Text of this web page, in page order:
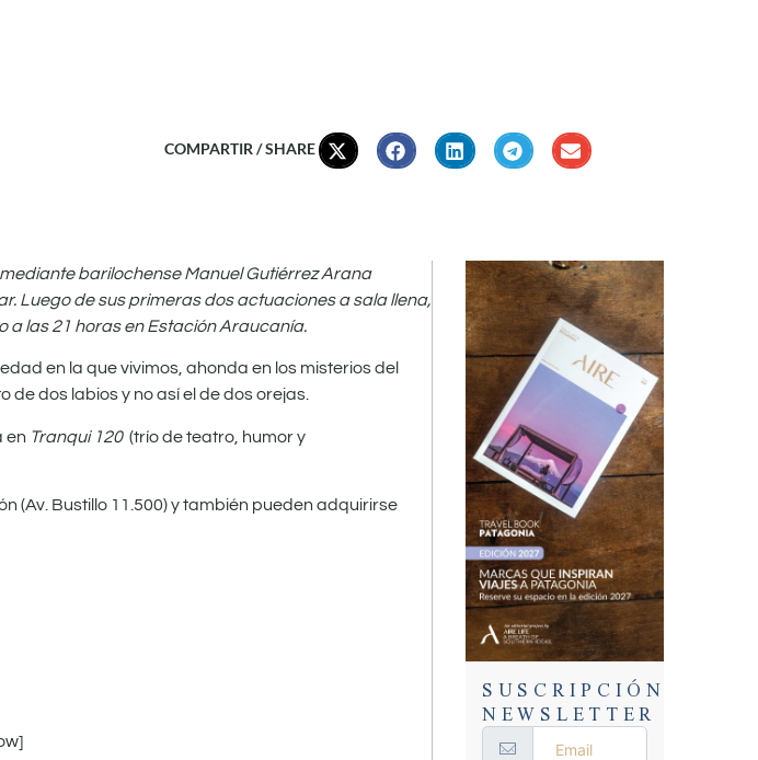
COMPARTIR / SHARE
barilochense Manuel Gutiérrez Arana
Luego de sus primeras dos actuaciones a sala llena,
a las 21 horas en Estación Araucanía.
en la que vivimos, ahonda en los misterios del
dos labios y no así el de dos orejas.
en Tranqui 120 (trío de teatro, humor y
(Av. Bustillo 11.500) y también pueden adquirirse
SUSCRIPCIÓN
NEWSLETTER